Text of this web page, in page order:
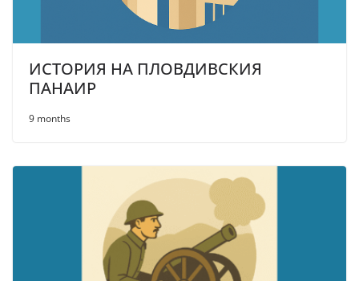
ИСТОРИЯ НА ПЛОВДИВСКИЯ
ПАНАИР
9 months